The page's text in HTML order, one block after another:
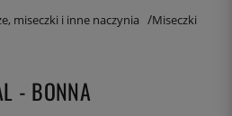
miseczki i inne naczynia Miseczki
- BONNA